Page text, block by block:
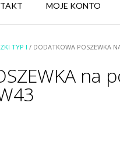
MOJE KONTO
TYP I / DODATKOWA POSZEWKA
na